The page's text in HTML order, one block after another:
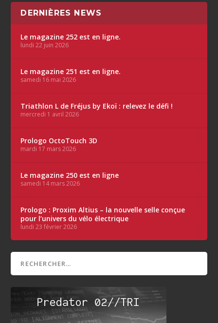
DERNIÈRES NEWS
Le magazine 252 est en ligne.
lundi 22 juin 2026
Le magazine 251 est en ligne.
samedi 16 mai 2026
Triathlon L de Fréjus by Ekoï : relevez le défi !
mercredi 1 avril 2026
Prologo OctoTouch 3D
mardi 17 mars 2026
Le magazine 250 est en ligne
samedi 14 mars 2026
Prologo : Proxim Altius – la nouvelle selle conçue
pour l’univers du vélo électrique
lundi 23 février 2026